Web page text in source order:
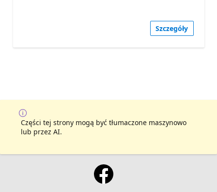
Szczegóły
Części tej strony mogą być tłumaczone maszynowo
lub przez AI.